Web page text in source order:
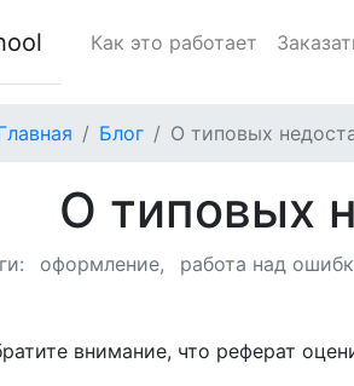
Как это работает
Блог О типовых
О типовых
оформление работа над
внимание, что реферат